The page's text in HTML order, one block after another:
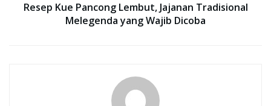
Resep Kue Pancong Lembut, Jajanan Tradisional
Melegenda yang Wajib Dicoba